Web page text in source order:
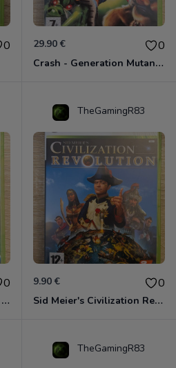
0 29.90 € 0
Crash - Generation Mutant Xbox 360
0
Crash of The Titans Xbox 360
TheGamingR83
9.90 € 0
Sid Meier's Civilization Revolution Xbox 360
TheGamingR83